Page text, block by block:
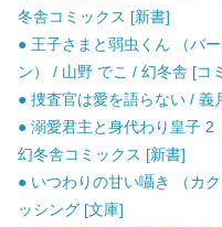
冬舎コミックス [新書]
● 王子さまと弱虫くん （バ
ン） / 山野 でこ / 幻冬舎 [コ
● 捜査官は愛を語らない / 義
● 溺愛君主と身代わり皇子
幻冬舎コミックス [新書]
● いつわりの甘い囁き （カ
ッシング [文庫]